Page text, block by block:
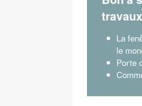
travaux
La
le
Porte